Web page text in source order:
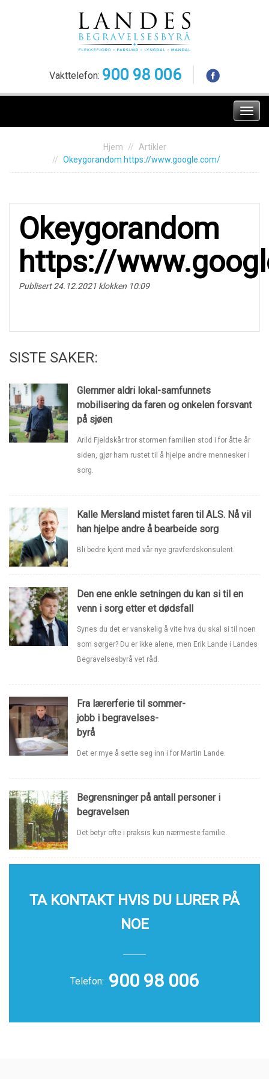
Vakttelefon: 900 98 006
Meny
Hjem
Artikler
Okeygorandom https://www.google.com/
Okeygorandom
https://
Publisert 24.12.2021 klokken 10:09
SISTE SAKER:
Glemmer aldri lokal-samfunnets
mobilisering da faren og onkelen forsvant
på sjøen
Arild Fjeldskår tror stormen familien stod i for åtte år
siden, gjør ham rustet til å hjelpe andre mennesker i
sorg.
Kalle Mersland mistet faren til ALS. Nå vil
han hjelpe andre å bearbeide sorg
Bli bedre kjent med vår nye gravferdskonsulent.
Den ene enkle setningen du kan si til en
venn i sorg etter et dødsfall
Synes du det er vanskelig å vite hva du skal si til noen
som sørger? Du er ikke alene, men Erik Lande i Landes
Begravelsesbyrå vet råd.
Fra lærerferie til sommer-
jobb i begravelses-
byrå
Det er mye å sette seg inn i for Martin Lande.
Begrensninger på antall personer i
begravelsen
Det betyr ofte i praksis kun nærmeste familie.
TA KONTAKT HVIS DU LURER PÅ
NOE
Telefon: 900 98 006